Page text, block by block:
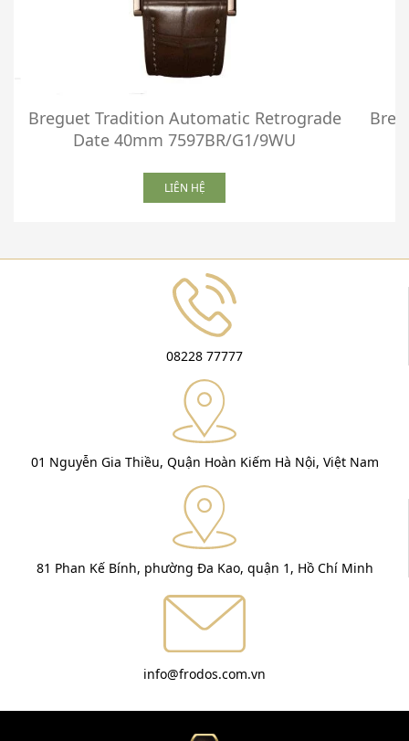
Breguet Tradition Automatic Retrograde
Date 40mm 7597BR/G1/9WU
LIÊN HỆ
08228 77777
01 Nguyễn Gia Thiều, Quận Hoàn Kiếm Hà Nội, Việt Nam
81 Phan Kế Bính, phường Đa Kao, quận 1, Hồ Chí Minh
info@frodos.com.vn